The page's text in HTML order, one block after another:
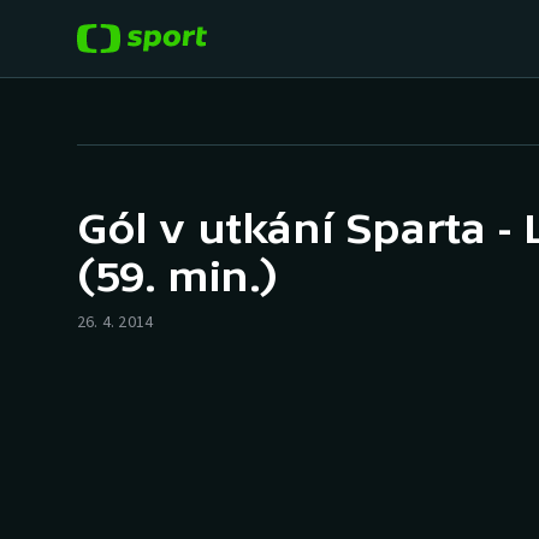
Hokej
Tenis
Baseball a softbal
Gól v utkání Sparta -
(59. min.)
26. 4. 2014